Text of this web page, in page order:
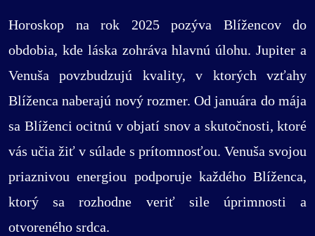
Horoskop na rok 2025 pozýva Blížencov do
obdobia, kde láska zohráva hlavnú úlohu. Jupiter a
Venuša povzbudzujú kvality, v ktorých vzťahy
Blíženca naberajú nový rozmer. Od januára do mája
sa Blíženci ocitnú v objatí snov a skutočnosti, ktoré
vás učia žiť v súlade s prítomnosťou. Venuša svojou
priaznivou energiou podporuje každého Blíženca,
ktorý sa rozhodne veriť sile úprimnosti a
otvoreného srdca.